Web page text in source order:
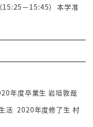
15:25－15:45）
本学准
年度卒業生 岩垣敦哉
活 2020年度修了生 村